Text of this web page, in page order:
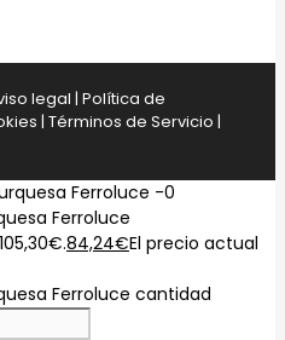
legal | Política de
| Términos de Servicio |
Ferroluce
84,24€El precio actual
Ferroluce cantidad